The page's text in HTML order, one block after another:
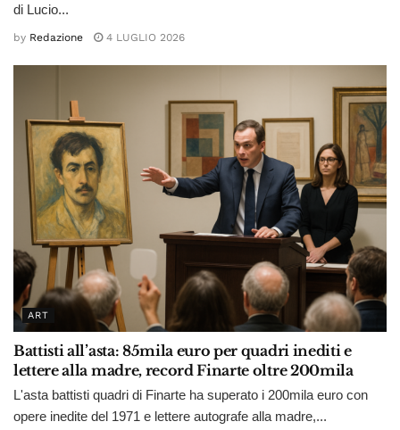
di Lucio...
by Redazione 4 LUGLIO 2026
ART
Battisti all’asta: 85mila euro per quadri inediti e
lettere alla madre, record Finarte oltre 200mila
L'asta battisti quadri di Finarte ha superato i 200mila euro con
opere inedite del 1971 e lettere autografe alla madre,...